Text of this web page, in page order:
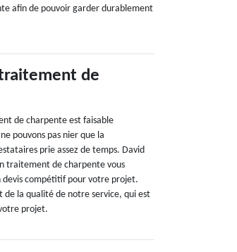
afin de pouvoir garder durablement
de
de charpente est faisable
pouvons pas nier que la
prie assez de temps. David
traitement de charpente vous
devis compétitif pour votre projet.
de la qualité de notre service, qui est
projet.